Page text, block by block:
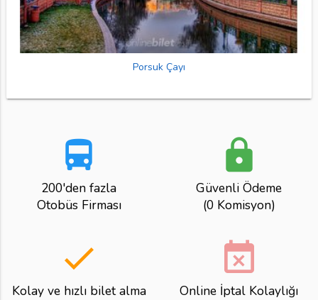
Porsuk Çayı
directions_bus
200'den fazla
Otobüs Firması
lock
Güvenli Ödeme
(0 Komisyon)
done
Kolay ve hızlı bilet alma
event_busy
Online İptal Kolaylığı